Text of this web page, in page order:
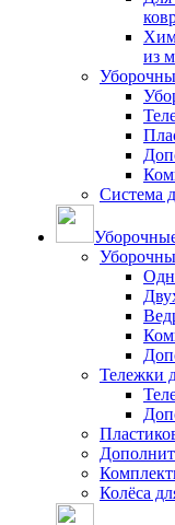
из
Система
Тележки
Колёса